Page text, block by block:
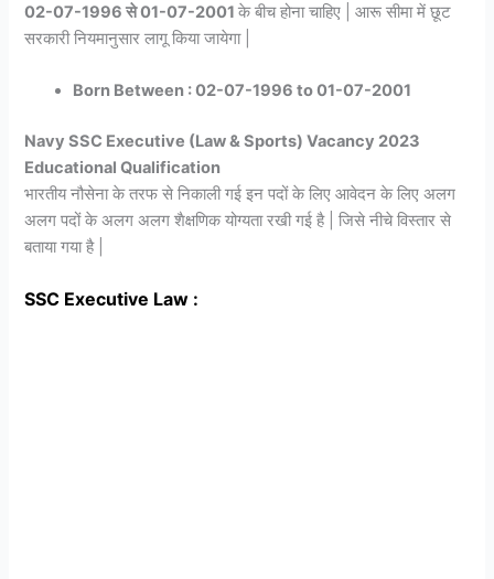
02-07-1996 से 01-07-2001के बीच होना चाहिए | आरू सीमा में छूट
सरकारी नियमानुसार लागू किया जायेगा |
Born Between : 02-07-1996 to 01-07-2001
Navy SSC Executive (Law & Sports) Vacancy 2023
Educational Qualification
भारतीय नौसेना के तरफ से निकाली गई इन पदों के लिए आवेदन के लिए अलग
अलग पदों के अलग अलग शैक्षणिक योग्यता रखी गई है | जिसे नीचे विस्तार से
बताया गया है |
SSC Executive Law :